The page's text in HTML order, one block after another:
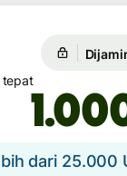
tepat
dari 25.000